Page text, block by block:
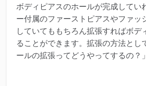
ボディピアスのホールが完成してい
ー付属のファーストピアスやファッ
していてももちろん拡張すればボデ
ることができます。拡張の方法とし
ールの拡張ってどうやってするの？